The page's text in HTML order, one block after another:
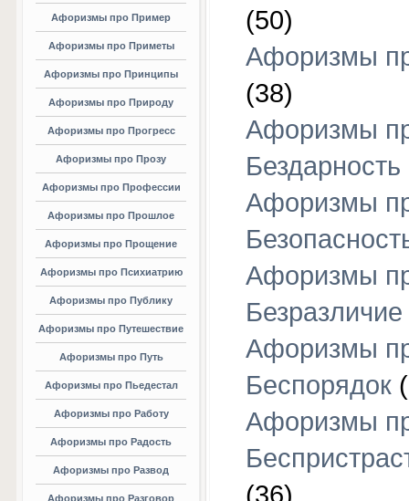
Афоризмы про Пример
Афоризмы про Приметы
Афоризмы про Принципы
Афоризмы про Природу
Афоризмы про Прогресс
Афоризмы про Прозу
Афоризмы про Профессии
Афоризмы про Прошлое
Афоризмы про Прощение
Афоризмы про Психиатрию
Афоризмы про Публику
Афоризмы про Путешествие
Афоризмы про Путь
Афоризмы про Пьедестал
Афоризмы про Работу
Афоризмы про Радость
Афоризмы про Развод
Афоризмы про Разговор
(50)
Афоризмы
(38)
Афоризмы
Бездарность
Афоризмы
Афоризмы
Безразличие
Афоризмы
Беспорядок
Афоризмы
(36)